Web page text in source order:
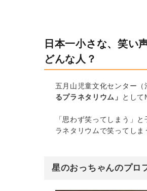
日本一小さな、笑い
どんな人？
五月山児童文化センター
るプラネタリウム」
として
「思わず笑ってしまう」
ラネタリウムで笑ってし
星のおっちゃんのプロ